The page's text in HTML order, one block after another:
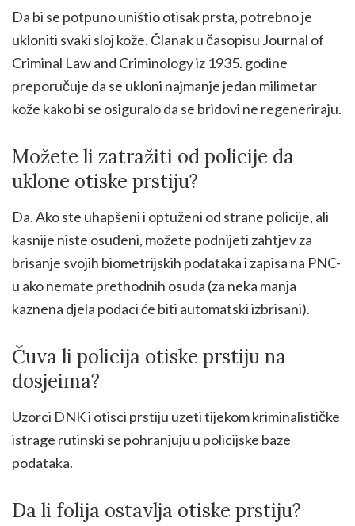
Da bi se potpuno uništio otisak prsta, potrebno je
ukloniti svaki sloj kože. Članak u časopisu Journal of
Criminal Law and Criminology iz 1935. godine
preporučuje da se ukloni najmanje jedan milimetar
kože kako bi se osiguralo da se bridovi ne regeneriraju.
Možete li zatražiti od policije da
uklone otiske prstiju?
Da. Ako ste uhapšeni i optuženi od strane policije, ali
kasnije niste osuđeni, možete podnijeti zahtjev za
brisanje svojih biometrijskih podataka i zapisa na PNC-
u ako nemate prethodnih osuda (za neka manja
kaznena djela podaci će biti automatski izbrisani).
Čuva li policija otiske prstiju na
dosjeima?
Uzorci DNK i otisci prstiju uzeti tijekom kriminalističke
istrage rutinski se pohranjuju u policijske baze
podataka.
Da li folija ostavlja otiske prstiju?